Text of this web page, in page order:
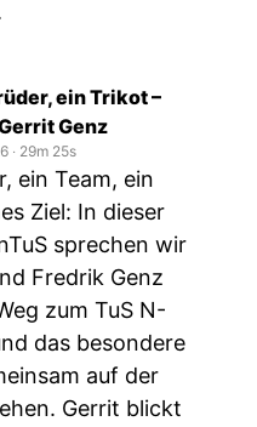
ein Trikot –
Genz
‧ 29m 25s
ein Team, ein
Ziel: In dieser
sprechen wir
Fredrik Genz
zum TuS N-
das besondere
auf der
Gerrit blickt